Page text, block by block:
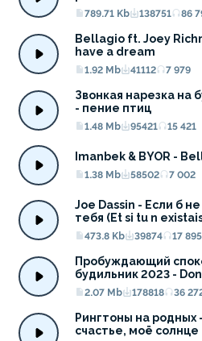
789.71 Kb 138751 86
Bellagio ft. Joey
have a dream
1.92 Mb 41112 7 979
Звонкая нарезка на
- пение птиц
1.48 Mb 95421 15 421
Imanbek & BYOR -
1.38 Mb 58502 7 002
Joe Dassin - Если б
тебя (Et si tu n
473.8 Kb 39874 17 895
Пробуждающий
будильник 2023 -
2.07 Mb 178818 36
Рингтоны на родных
счастье, моё солнце